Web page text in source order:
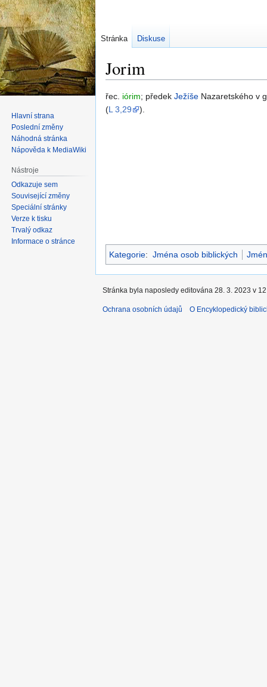
Jorim
Skočit
na
Skočit
na
řec. iórim; předek Ježíše Nazaretského v
(L 3,29 ).
Kategorie: Jména osob biblických
Stránka Diskuse
Hlavní strana
Poslední změny
Náhodná stránka
Nápověda k MediaWiki
Nástroje
Odkazuje sem
Související změny
Speciální stránky
Verze k tisku
Trvalý odkaz
Informace o stránce
Stránka byla naposledy editována 28. 3. 2023 v
Ochrana osobních údajů O Encyklopedický